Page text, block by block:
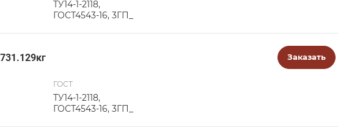
ТУ14-1-2118,
ГОСТ4543-16, 3ГП_
Заказать
ГОСТ
ТУ14-1-2118,
ГОСТ4543-16, 3ГП_